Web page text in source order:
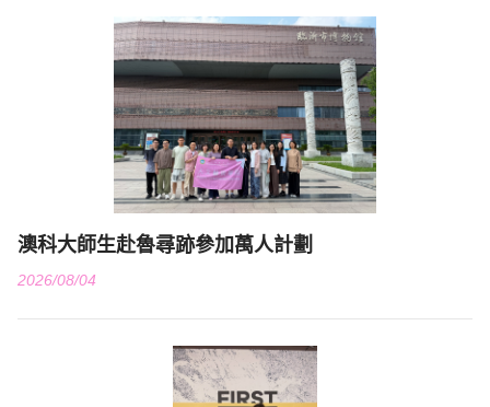
澳科大師生赴魯尋跡參加萬人計劃
2026/08/04